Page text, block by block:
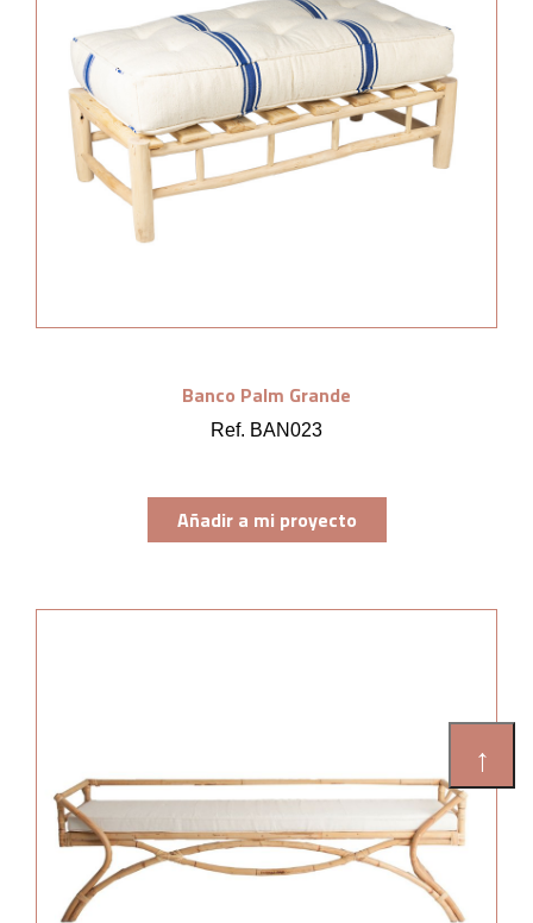
Banco Palm Grande
Ref. BAN023
Añadir a mi proyecto
↑